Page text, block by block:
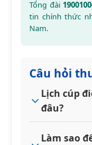
Tổng đài
tin chính thức
Nam.
Câu hỏi
Lịch cúp
đâu?
Làm sao